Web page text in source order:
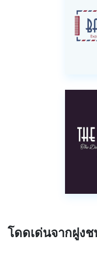
โดดเด่นจากฝูง